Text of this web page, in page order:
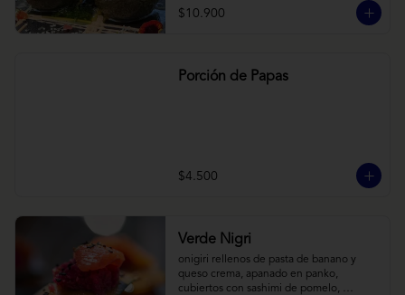
$10.900
Porción de Papas
$4.500
Verde Nigri
onigiri rellenos de pasta de banano y
queso crema, apanado en panko,
cubiertos con sashimi de pomelo,